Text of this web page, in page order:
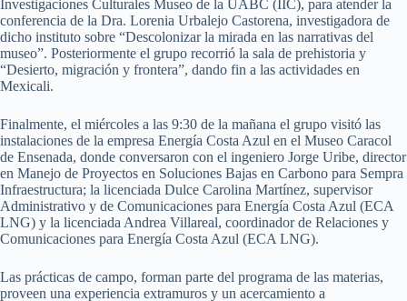
Investigaciones Culturales Museo de la UABC (IIC), para atender la
conferencia de la Dra. Lorenia Urbalejo Castorena, investigadora de
dicho instituto sobre “Descolonizar la mirada en las narrativas del
museo”. Posteriormente el grupo recorrió la sala de prehistoria y
“Desierto, migración y frontera”, dando fin a las actividades en
Mexicali.
Finalmente, el miércoles a las 9:30 de la mañana el grupo visitó las
instalaciones de la empresa Energía Costa Azul en el Museo Caracol
de Ensenada, donde conversaron con el ingeniero Jorge Uribe, director
en Manejo de Proyectos en Soluciones Bajas en Carbono para Sempra
Infraestructura; la licenciada Dulce Carolina Martínez, supervisor
Administrativo y de Comunicaciones para Energía Costa Azul (ECA
LNG) y la licenciada Andrea Villareal, coordinador de Relaciones y
Comunicaciones para Energía Costa Azul (ECA LNG).
Las prácticas de campo, forman parte del programa de las materias,
proveen una experiencia extramuros y un acercamiento a